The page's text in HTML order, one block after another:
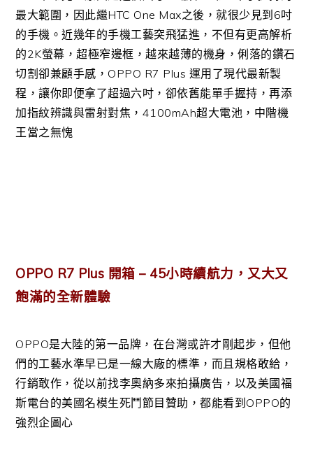
最大範圍，因此繼HTC One Max之後，就很少見到6吋
的手機。近幾年的手機工藝突飛猛進，不但有更高解析
的2K螢幕，超極窄邊框，越來越薄的機身，俐落的鑽石
切割卻兼顧手感，OPPO R7 Plus 運用了現代最新製
程，讓你即便拿了超過六吋，卻依舊能單手握持，再添
加指紋辨識與雷射對焦，4100mAh超大電池，中階機
王當之無愧
OPPO R7 Plus 開箱 – 45小時續航力，又大又
飽滿的全新體驗
OPPO是大陸的第一品牌，在台灣或許才剛起步，但他
們的工藝水準早已是一線大廠的標準，而且規格敢給，
行銷敢作，從以前找李奧納多來拍攝廣告，以及美國福
斯電台的美國名模生死鬥節目贊助，都能看到OPPO的
強烈企圖心